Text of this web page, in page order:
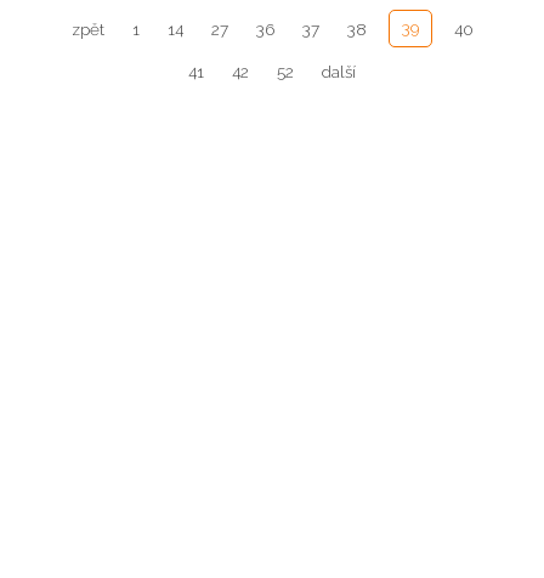
zpět 1 14 27 36 37 38 39 40
41 42 52 další